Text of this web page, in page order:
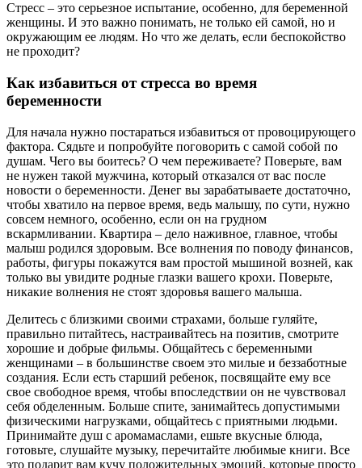
Стресс – это серьезное испытание, особенно, для беременной
женщины. И это важно понимать, не только ей самой, но и
окружающим ее людям. Но что же делать, если беспокойство
не проходит?
Как избавиться от стресса во время
беременности
Для начала нужно постараться избавиться от провоцирующего
фактора. Сядьте и попробуйте поговорить с самой собой по
душам. Чего вы боитесь? О чем переживаете? Поверьте, вам
не нужен такой мужчина, который отказался от вас после
новости о беременности. Денег вы зарабатываете достаточно,
чтобы хватило на первое время, ведь малышу, по сути, нужно
совсем немного, особенно, если он на грудном
вскармливании. Квартира – дело наживное, главное, чтобы
малыш родился здоровым. Все волнения по поводу финансов,
работы, фигуры покажутся вам простой мышиной возней, как
только вы увидите родные глазки вашего крохи. Поверьте,
никакие волнения не стоят здоровья вашего малыша.
Делитесь с близкими своими страхами, больше гуляйте,
правильно питайтесь, настраивайтесь на позитив, смотрите
хорошие и добрые фильмы. Общайтесь с беременными
женщинами – в большинстве своем это милые и беззаботные
создания. Если есть старший ребенок, посвящайте ему все
свое свободное время, чтобы впоследствии он не чувствовал
себя обделенным. Больше спите, занимайтесь допустимыми
физическими нагрузками, общайтесь с приятными людьми.
Принимайте душ с аромамаслами, ешьте вкусные блюда,
готовьте, слушайте музыку, перечитайте любимые книги. Все
это подарит вам кучу положительных эмоций, которые просто